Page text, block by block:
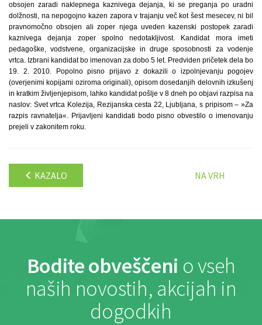
obsojen zaradi naklepnega kaznivega dejanja, ki se preganja po uradni
dolžnosti, na nepogojno kazen zapora v trajanju več kot šest mesecev, ni bil
pravnomočno obsojen ali zoper njega uveden kazenski postopek zaradi
kaznivega dejanja zoper spolno nedotakljivost. Kandidat mora imeti
pedagoške, vodstvene, organizacijske in druge sposobnosti za vodenje
vrtca. Izbrani kandidat bo imenovan za dobo 5 let. Predviden pričetek dela bo
19. 2. 2010. Popolno pisno prijavo z dokazili o izpolnjevanju pogojev
(overjenimi kopijami oziroma originali), opisom dosedanjih delovnih izkušenj
in kratkim življenjepisom, lahko kandidat pošlje v 8 dneh po objavi razpisa na
naslov: Svet vrtca Kolezija, Rezijanska cesta 22, Ljubljana, s pripisom – »Za
razpis ravnatelja«. Prijavljeni kandidati bodo pisno obvestilo o imenovanju
prejeli v zakonitem roku.
KAZALO NA VRH
Bodite obveščeni o vseh
naših novostih, akcijah in
dogodkih